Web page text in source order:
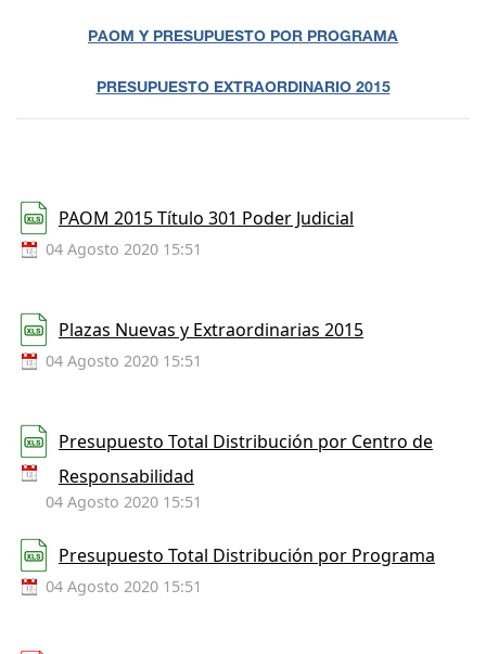
PAOM Y PRESUPUESTO POR PROGRAMA
PRESUPUESTO EXTRAORDINARIO 2015
PAOM 2015 Título 301 Poder Judicial
04 Agosto 2020 15:51
Plazas Nuevas y Extraordinarias 2015
04 Agosto 2020 15:51
Presupuesto Total Distribución por Centro de
Responsabilidad
04 Agosto 2020 15:51
Presupuesto Total Distribución por Programa
04 Agosto 2020 15:51